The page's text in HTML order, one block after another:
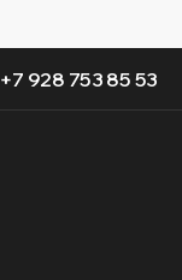
+7 928 753 85 53